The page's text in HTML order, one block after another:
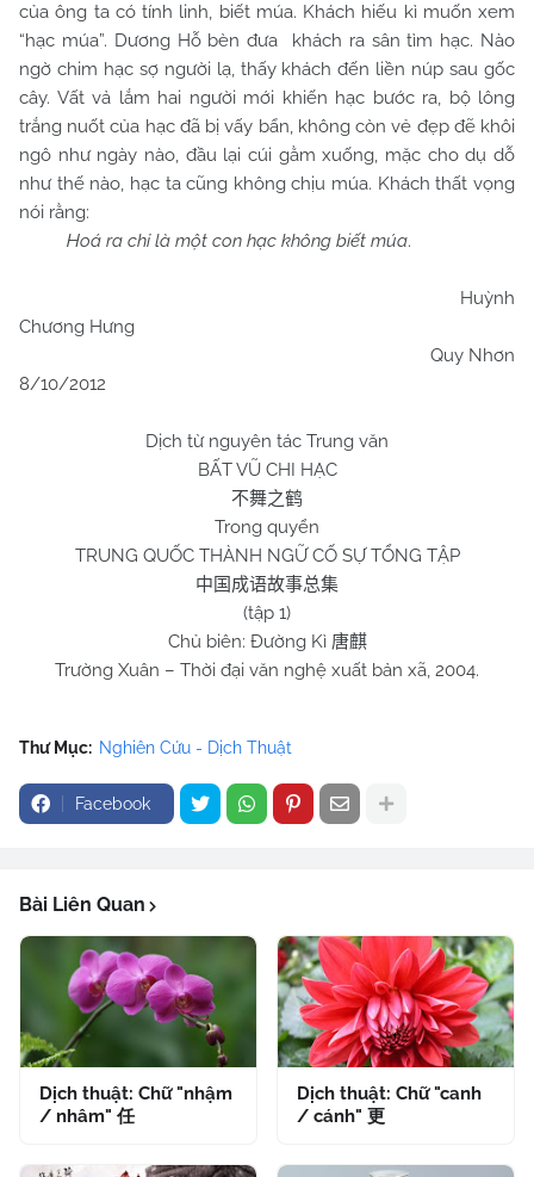
của ông ta có tính linh, biết múa. Khách hiếu kì muốn xem
“hạc múa”. Dương Hỗ bèn đưa khách ra sân tìm hạc. Nào
ngờ chim hạc sợ người lạ, thấy khách đến liền núp sau gốc
cây. Vất vả lắm hai người mới khiến hạc bước ra, bộ lông
trắng nuốt của hạc đã bị vấy bẩn, không còn vẻ đẹp đẽ khôi
ngô như ngày nào, đầu lại cúi gằm xuống, mặc cho dụ dỗ
như thế nào, hạc ta cũng không chịu múa. Khách thất vọng
nói rằng:
Hoá ra chỉ là một con hạc không biết múa.
Huỳnh
Chương Hưng
Quy Nhơn
8/10/2012
Dịch từ nguyên tác Trung văn
BẤT VŨ CHI HẠC
不舞之鹤
Trong quyển
TRUNG QUỐC THÀNH NGỮ CỐ SỰ TỔNG TẬP
中国成语故事总集
(tập 1)
Chủ biên: Đường Kì 唐麒
Trường Xuân – Thời đại văn nghệ xuất bản xã, 2004.
Thư Mục: Nghiên Cứu - Dịch Thuật
Facebook
Bài Liên Quan
Dịch thuật: Chữ "nhậm
/ nhâm" 任
Dịch thuật: Chữ "canh
/ cánh" 更